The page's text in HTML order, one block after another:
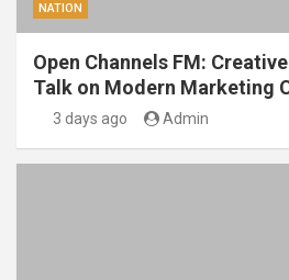
NATION
Open Channels FM:
Talk on Modern Marketing
3 days ago Admin